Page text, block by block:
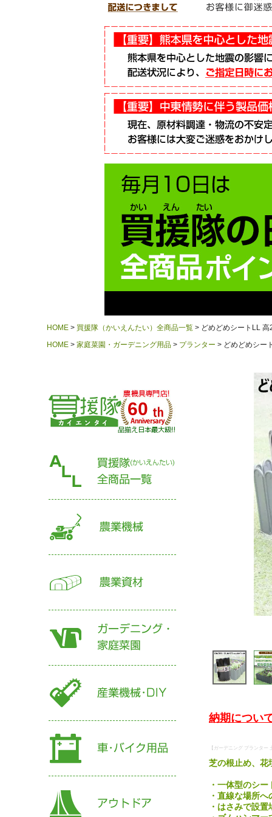
HOME 買援隊（かいえんたい）全商品一覧
どめどめシートLL
HOME
家庭菜園・ガーデニング用品 プランター どめどめシー
60
納期につい
【ガーデニング プランタ
芝の根止め、花
・一体型のシ
・直線な場所
・はさみで設